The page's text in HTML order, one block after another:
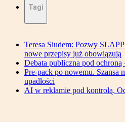
Tagi
Teresa Siudem: Pozwy
nowe przepisy już obowiązują
Debata publiczna pod
Pre-pack po nowemu. Szansa
upadłości
AI w reklamie pod kontrolą.